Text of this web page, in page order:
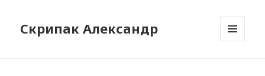
Скрипак Александр